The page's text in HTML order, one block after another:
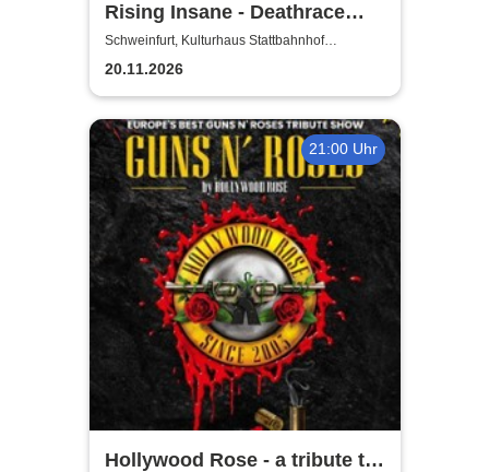
Rising Insane - Deathrace
Tour 2026
Schweinfurt, Kulturhaus Stattbahnhof
Schweinfurt
20.11.2026
21:00 Uhr
Hollywood Rose - a tribute to